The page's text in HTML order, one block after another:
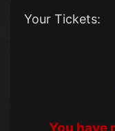
Your Tickets:
You have